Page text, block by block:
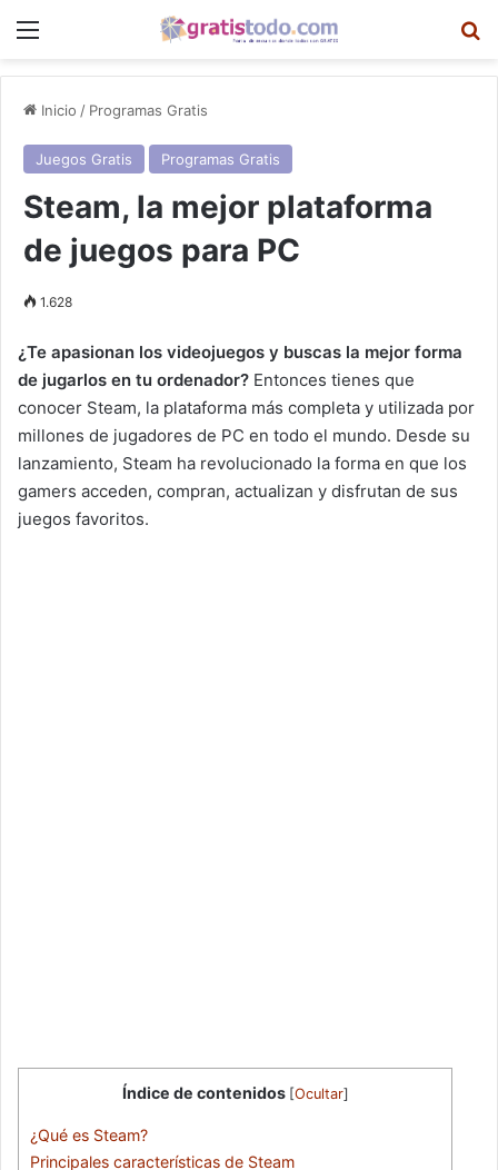
Menú
Inicio / Programas Gratis
Juegos Gratis Programas Gratis
Steam, la mejor plataforma
de juegos para PC
1.628
¿Te apasionan los videojuegos y buscas la mejor forma
de jugarlos en tu ordenador? Entonces tienes que
conocer Steam, la plataforma más completa y utilizada por
millones de jugadores de PC en todo el mundo. Desde su
lanzamiento, Steam ha revolucionado la forma en que los
gamers acceden, compran, actualizan y disfrutan de sus
juegos favoritos.
Índice de contenidos [Ocultar]
¿Qué es Steam?
Principales características de Steam